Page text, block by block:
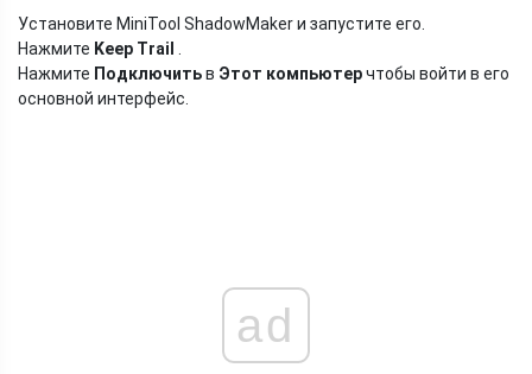
Установите MiniTool ShadowMaker и запустите его.
Нажмите Keep Trail
Нажмите Подключитьв Этот компьютерчтобы войти в его
основной интерфейс.
ad